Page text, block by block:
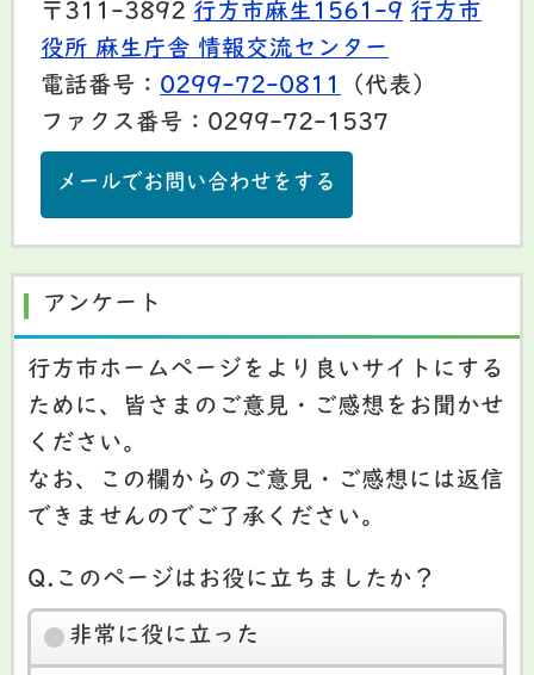
〒311-3892 行方市麻生1561-9 行方市
役所 麻生庁舎 情報交流センター
電話番号： 0299-72-0811
（代表）
ファクス番号：0299-72-1537
メールでお問い合わせをする
アンケート
行方市ホームページをより良いサイトにする
ために、皆さまのご意見・ご感想をお聞かせ
ください。
なお、この欄からのご意見・ご感想には返信
できませんのでご了承ください。
Q.このページはお役に立ちましたか？
非常に役に立った